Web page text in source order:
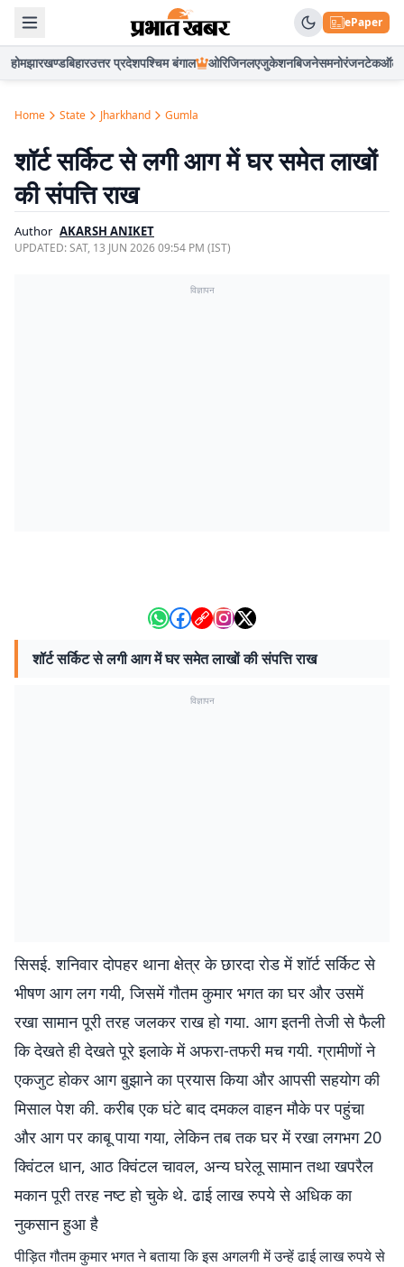
ePaper
होमझारखण्डबिहारउत्तर प्रदेशपश्चिम बंगाल ओरिजिनलएजुकेशनबिजनेसमनोरंजनटेकऑटो
Home State Jharkhand Gumla
शॉर्ट सर्किट से लगी आग में घर समेत लाखों
की संपत्ति राख
Author AKARSH ANIKET
UPDATED:SAT, 13 JUN 2026 09:54 PM (IST)
विज्ञापन
शॉर्ट सर्किट से लगी आग में घर समेत लाखों की संपत्ति राख
विज्ञापन
सिसई. शनिवार दोपहर थाना क्षेत्र के छारदा रोड में शॉर्ट सर्किट से
भीषण आग लग गयी, जिसमें गौतम कुमार भगत का घर और उसमें
रखा सामान पूरी तरह जलकर राख हो गया. आग इतनी तेजी से फैली
कि देखते ही देखते पूरे इलाके में अफरा-तफरी मच गयी. ग्रामीणों ने
एकजुट होकर आग बुझाने का प्रयास किया और आपसी सहयोग की
मिसाल पेश की. करीब एक घंटे बाद दमकल वाहन मौके पर पहुंचा
और आग पर काबू पाया गया, लेकिन तब तक घर में रखा लगभग 20
क्विंटल धान, आठ क्विंटल चावल, अन्य घरेलू सामान तथा खपरैल
मकान पूरी तरह नष्ट हो चुके थे. ढाई लाख रुपये से अधिक का
नुकसान हुआ है
पीड़ित गौतम कुमार भगत ने बताया कि इस अगलगी में उन्हें ढाई लाख रुपये से